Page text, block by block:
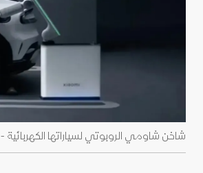
شاخن شاومي الروبوتي لسياراتها الكهربائية - Xiaomi